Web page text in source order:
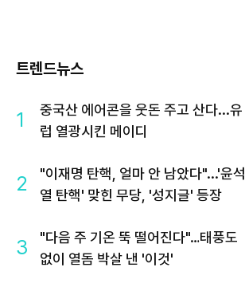
트렌드뉴스
1
중국산 에어콘을 웃돈 주고 산다...유
럽 열광시킨 메이디
2
"이재명 탄핵, 얼마 안 남았다"...'윤석
열 탄핵' 맞힌 무당, '성지글' 등장
3
"다음 주 기온 뚝 떨어진다"…태풍도
없이 열돔 박살 낸 '이것'